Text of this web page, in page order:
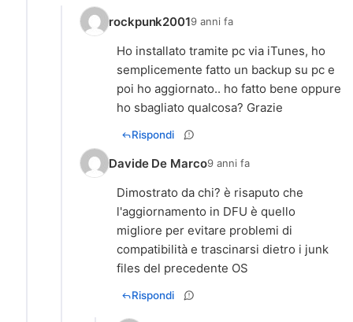
rockpunk20019 anni fa
Ho installato tramite pc via iTunes, ho
semplicemente fatto un backup su pc e
poi ho aggiornato.. ho fatto bene oppure
ho sbagliato qualcosa? Grazie
Rispondi
Davide De Marco9 anni fa
Dimostrato da chi? è risaputo che
l'aggiornamento in DFU è quello
migliore per evitare problemi di
compatibilità e trascinarsi dietro i junk
files del precedente OS
Rispondi